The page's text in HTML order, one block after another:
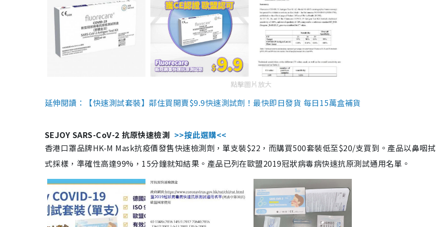
點擊圖片放大
延伸閱讀：【快速測試套裝】鄰住買開賣$9.9快速測試劑！最快即日發貨 每日15萬盒補貨
SEJOY SARS-CoV-2 抗原快速檢測 >>按此選購<<
香港口罩品牌HK-M Mask抗疫價發售快速檢測劑，單支裝$22，而購買500套裝低至$20/支買到。產品以鼻咽
式採樣，準確性高達99%，15分鐘就知結果。產品已列在歐盟2019冠狀病毒病快速抗原測試通用名單。